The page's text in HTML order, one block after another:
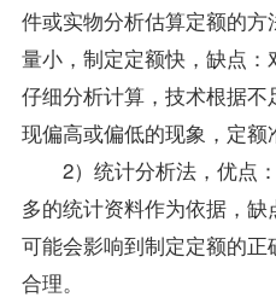
件或实物分析估算定额的
量小，制定定额快，缺点
仔细分析计算，技术根据
现偏高或偏低的现象，定额
2）统计分析法，优点：
多的统计资料作为依据，缺
可能会影响到制定定额的
合理。